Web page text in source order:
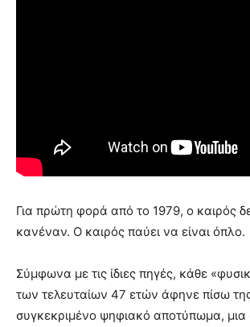
Για πρώτη φορά από το 1979, ο καιρός
κανέναν. Ο καιρός παύει να είναι όπλο.
Σύμφωνα με τις ίδιες πηγές, κάθε
των τελευταίων 47 ετών άφηνε πίσω
συγκεκριμένο ψηφιακό αποτύπωμα, μια